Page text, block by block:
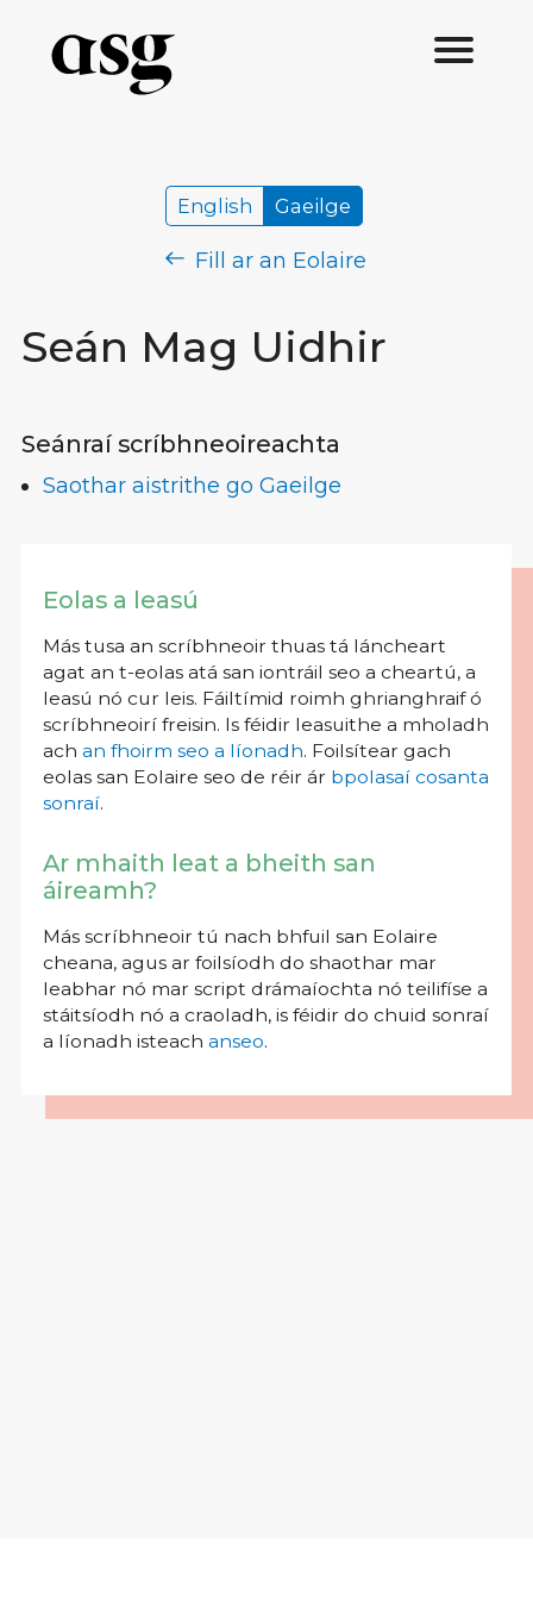
Seán Mag Uidhir
English Gaeilge
Fill ar an Eolaire
Seánraí scríbhneoireachta
Saothar aistrithe go Gaeilge
Eolas a leasú
Más tusa an scríbhneoir thuas tá láncheart
agat an t-eolas atá san iontráil seo a cheartú, a
leasú nó cur leis. Fáiltímid roimh ghrianghraif ó
scríbhneoirí freisin. Is féidir leasuithe a mholadh
ach an fhoirm seo a líonadh. Foilsítear gach
eolas san Eolaire seo de réir ár bpolasaí cosanta
sonraí.
Ar mhaith leat a bheith san
áireamh?
Más scríbhneoir tú nach bhfuil san Eolaire
cheana, agus ar foilsíodh do shaothar mar
leabhar nó mar script drámaíochta nó teilifíse a
stáitsíodh nó a craoladh, is féidir do chuid sonraí
a líonadh isteach anseo.